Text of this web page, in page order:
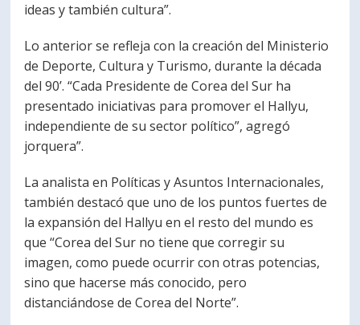
ideas y también cultura”.
Lo anterior se refleja con la creación del Ministerio
de Deporte, Cultura y Turismo, durante la década
del 90’. “Cada Presidente de Corea del Sur ha
presentado iniciativas para promover el Hallyu,
independiente de su sector político”, agregó
jorquera”.
La analista en Políticas y Asuntos Internacionales,
también destacó que uno de los puntos fuertes de
la expansión del Hallyu en el resto del mundo es
que “Corea del Sur no tiene que corregir su
imagen, como puede ocurrir con otras potencias,
sino que hacerse más conocido, pero
distanciándose de Corea del Norte”.